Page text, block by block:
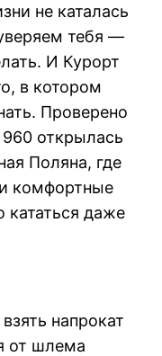
не каталась
тебя —
И Курорт
в котором
Проверено
открылась
Поляна, где
комфортные
даже
напрокат
от шлема